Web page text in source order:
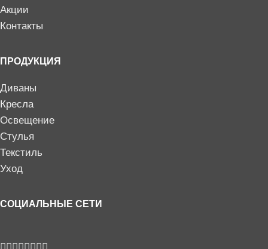
Акции
Контакты
ПРОДУКЦИЯ
Диваны
Кресла
Освещение
Стулья
Текстиль
Уход
СОЦИАЛЬНЫЕ СЕТИ